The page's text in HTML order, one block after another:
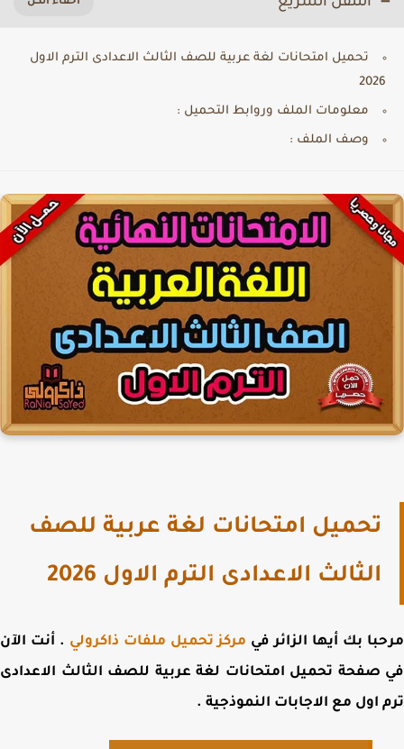
تحميل امتحانات لغة عربية للصف الثالث الاعدادى الترم الاول
2026
معلومات الملف وروابط التحميل :
وصف الملف :
تحميل امتحانات لغة عربية للصف
الثالث الاعدادى الترم الاول 2026
بك أيها الزائر فيمركز تحميل ملفات ذاكرولي. أنت الآن
صفحةتحميل امتحانات لغة عربية للصف الثالث الاعدادى
اول مع الاجابات النموذجية.